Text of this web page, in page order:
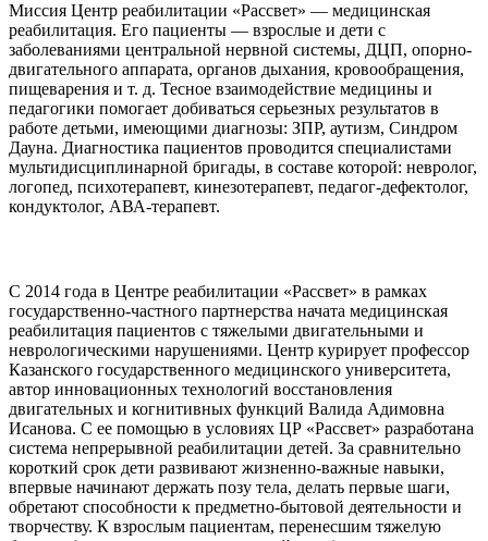
Миссия Центр реабилитации «Рассвет» — медицинская
реабилитация. Его пациенты — взрослые и дети с
заболеваниями центральной нервной системы, ДЦП, опорно-
двигательного аппарата, органов дыхания, кровообращения,
пищеварения и т. д. Тесное взаимодействие медицины и
педагогики помогает добиваться серьезных результатов в
работе детьми, имеющими диагнозы: ЗПР, аутизм, Синдром
Дауна. Диагностика пациентов проводится специалистами
мультидисциплинарной бригады, в составе которой: невролог,
логопед, психотерапевт, кинезотерапевт, педагог-дефектолог,
кондуктолог, АВА-терапевт.
С 2014 года в Центре реабилитации «Рассвет» в рамках
государственно-частного партнерства начата медицинская
реабилитация пациентов с тяжелыми двигательными и
неврологическими нарушениями. Центр курирует профессор
Казанского государственного медицинского университета,
автор инновационных технологий восстановления
двигательных и когнитивных функций Валида Адимовна
Исанова. С ее помощью в условиях ЦР «Рассвет» разработана
система непрерывной реабилитации детей. За сравнительно
короткий срок дети развивают жизненно-важные навыки,
впервые начинают держать позу тела, делать первые шаги,
обретают способности к предметно-бытовой деятельности и
творчеству. К взрослым пациентам, перенесшим тяжелую